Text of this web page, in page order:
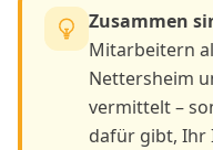
Zusammen
Mitarbeitern
Nettersheim
vermittelt –
dafür gibt, Ihr